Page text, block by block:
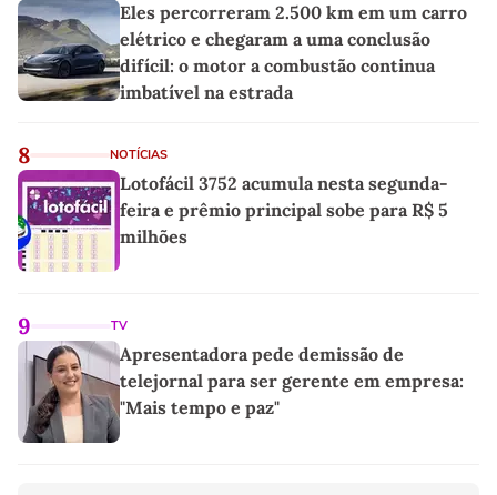
Eles percorreram 2.500 km em um carro
elétrico e chegaram a uma conclusão
difícil: o motor a combustão continua
imbatível na estrada
8 NOTÍCIAS
Lotofácil 3752 acumula nesta segunda-
feira e prêmio principal sobe para R$ 5
milhões
9 TV
Apresentadora pede demissão de
telejornal para ser gerente em empresa:
"Mais tempo e paz"